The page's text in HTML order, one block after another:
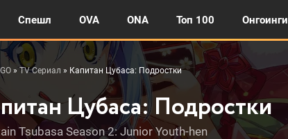
Спешл OVA ONA Топ 100 Онгоинги
»TV Сериал » Капитан Цубаса: Подростки
Цубаса: Подростки
Tsubasa Season 2: Junior Youth-hen